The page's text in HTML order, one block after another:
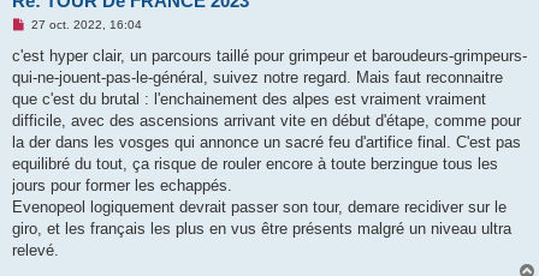
M
s
a
g
n
o
l
u
27 oct. 2022, 16:04
c'est hyper clair, un parcours taillé pour grimpeur et baroudeurs-grimpeurs-
qui-ne-jouent-pas-le-général, suivez notre regard. Mais faut reconnaitre
que c'est du brutal : l'enchainement des alpes est vraiment vraiment
difficile, avec des ascensions arrivant vite en début d'étape, comme pour
la der dans les vosges qui annonce un sacré feu d'artifice final. C'est pas
equilibré du tout, ça risque de rouler encore à toute berzingue tous les
jours pour former les echappés.
Evenopeol logiquement devrait passer son tour, demare recidiver sur le
giro, et les français les plus en vus être présents malgré un niveau ultra
relevé.